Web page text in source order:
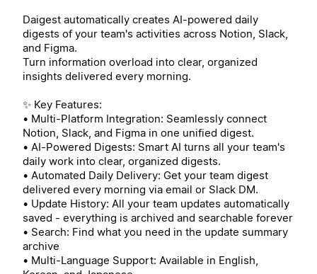
Daigest automatically creates AI-powered daily
digests of your team's activities across Notion, Slack,
and Figma.
Turn information overload into clear, organized
insights delivered every morning.
✨ Key Features:
• Multi-Platform Integration: Seamlessly connect
Notion, Slack, and Figma in one unified digest.
• AI-Powered Digests: Smart AI turns all your team's
daily work into clear, organized digests.
• Automated Daily Delivery: Get your team digest
delivered every morning via email or Slack DM.
• Update History: All your team updates automatically
saved - everything is archived and searchable forever
• Search: Find what you need in the update summary
archive
• Multi-Language Support: Available in English,